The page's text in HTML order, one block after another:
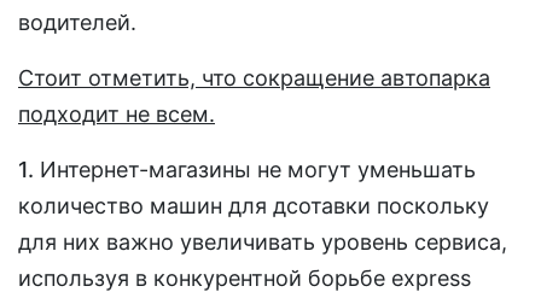
водителей.
Стоит отметить, что сокращение автопарка
подходит не всем.
1. Интернет-магазины не могут уменьшать
количество машин для дсотавки поскольку
для них важно увеличивать уровень сервиса,
используя в конкурентной борьбе express